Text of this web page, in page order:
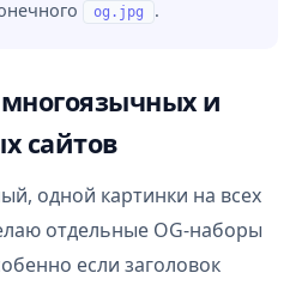
og.jpg .
и
сайтов
одной картинки на всех
отдельные OG-наборы
если заголовок